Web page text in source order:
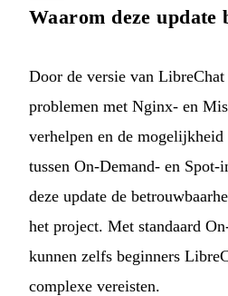
Waarom deze
Door de versie van LibreChat
problemen met Nginx- en
verhelpen en de
tussen On-Demand- en Spot-
deze update de
het project. Met standaard
kunnen zelfs beginners
complexe vereisten.